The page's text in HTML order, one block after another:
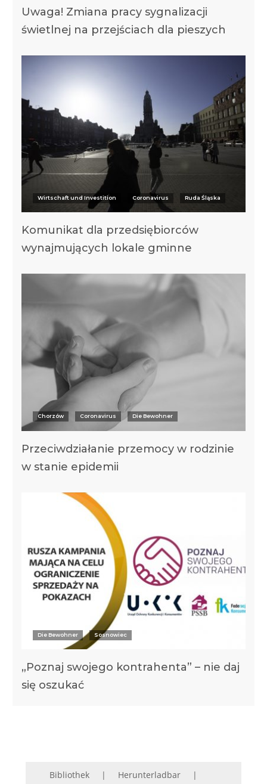
Uwaga! Zmiana pracy sygnalizacji
świetlnej na przejściach dla pieszych
Wirtschaft und Investition Coronavirus Ruda Śląska
Komunikat dla przedsiębiorców
wynajmujących lokale gminne
Chorzów Coronavirus Die Bewohner
Przeciwdziałanie przemocy w rodzinie
w stanie epidemii
Die Bewohner Sosnowiec
„Poznaj swojego kontrahenta” – nie daj
się oszukać
Bibliothek
Herunterladbar